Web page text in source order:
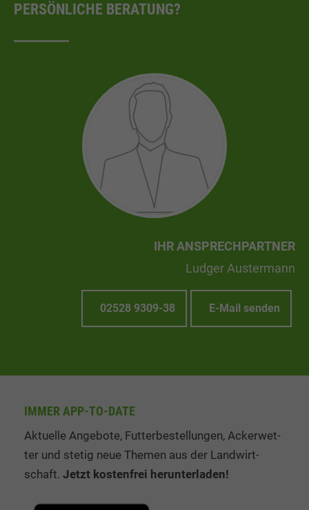
PERSÖNLICHE BERATUNG?
IHR ANSPRECHPARTNER
Ludger Austermann
E-Mail senden
02528 9309-38
IMMER APP-TO-DATE
Aktuelle Angebote, Fut­ter­be­stel­lung­en, Ack­er­wet­
ter und stetig neue The­men aus der Land­wirt­
schaft. Jetzt kos­ten­frei her­un­ter­la­den!